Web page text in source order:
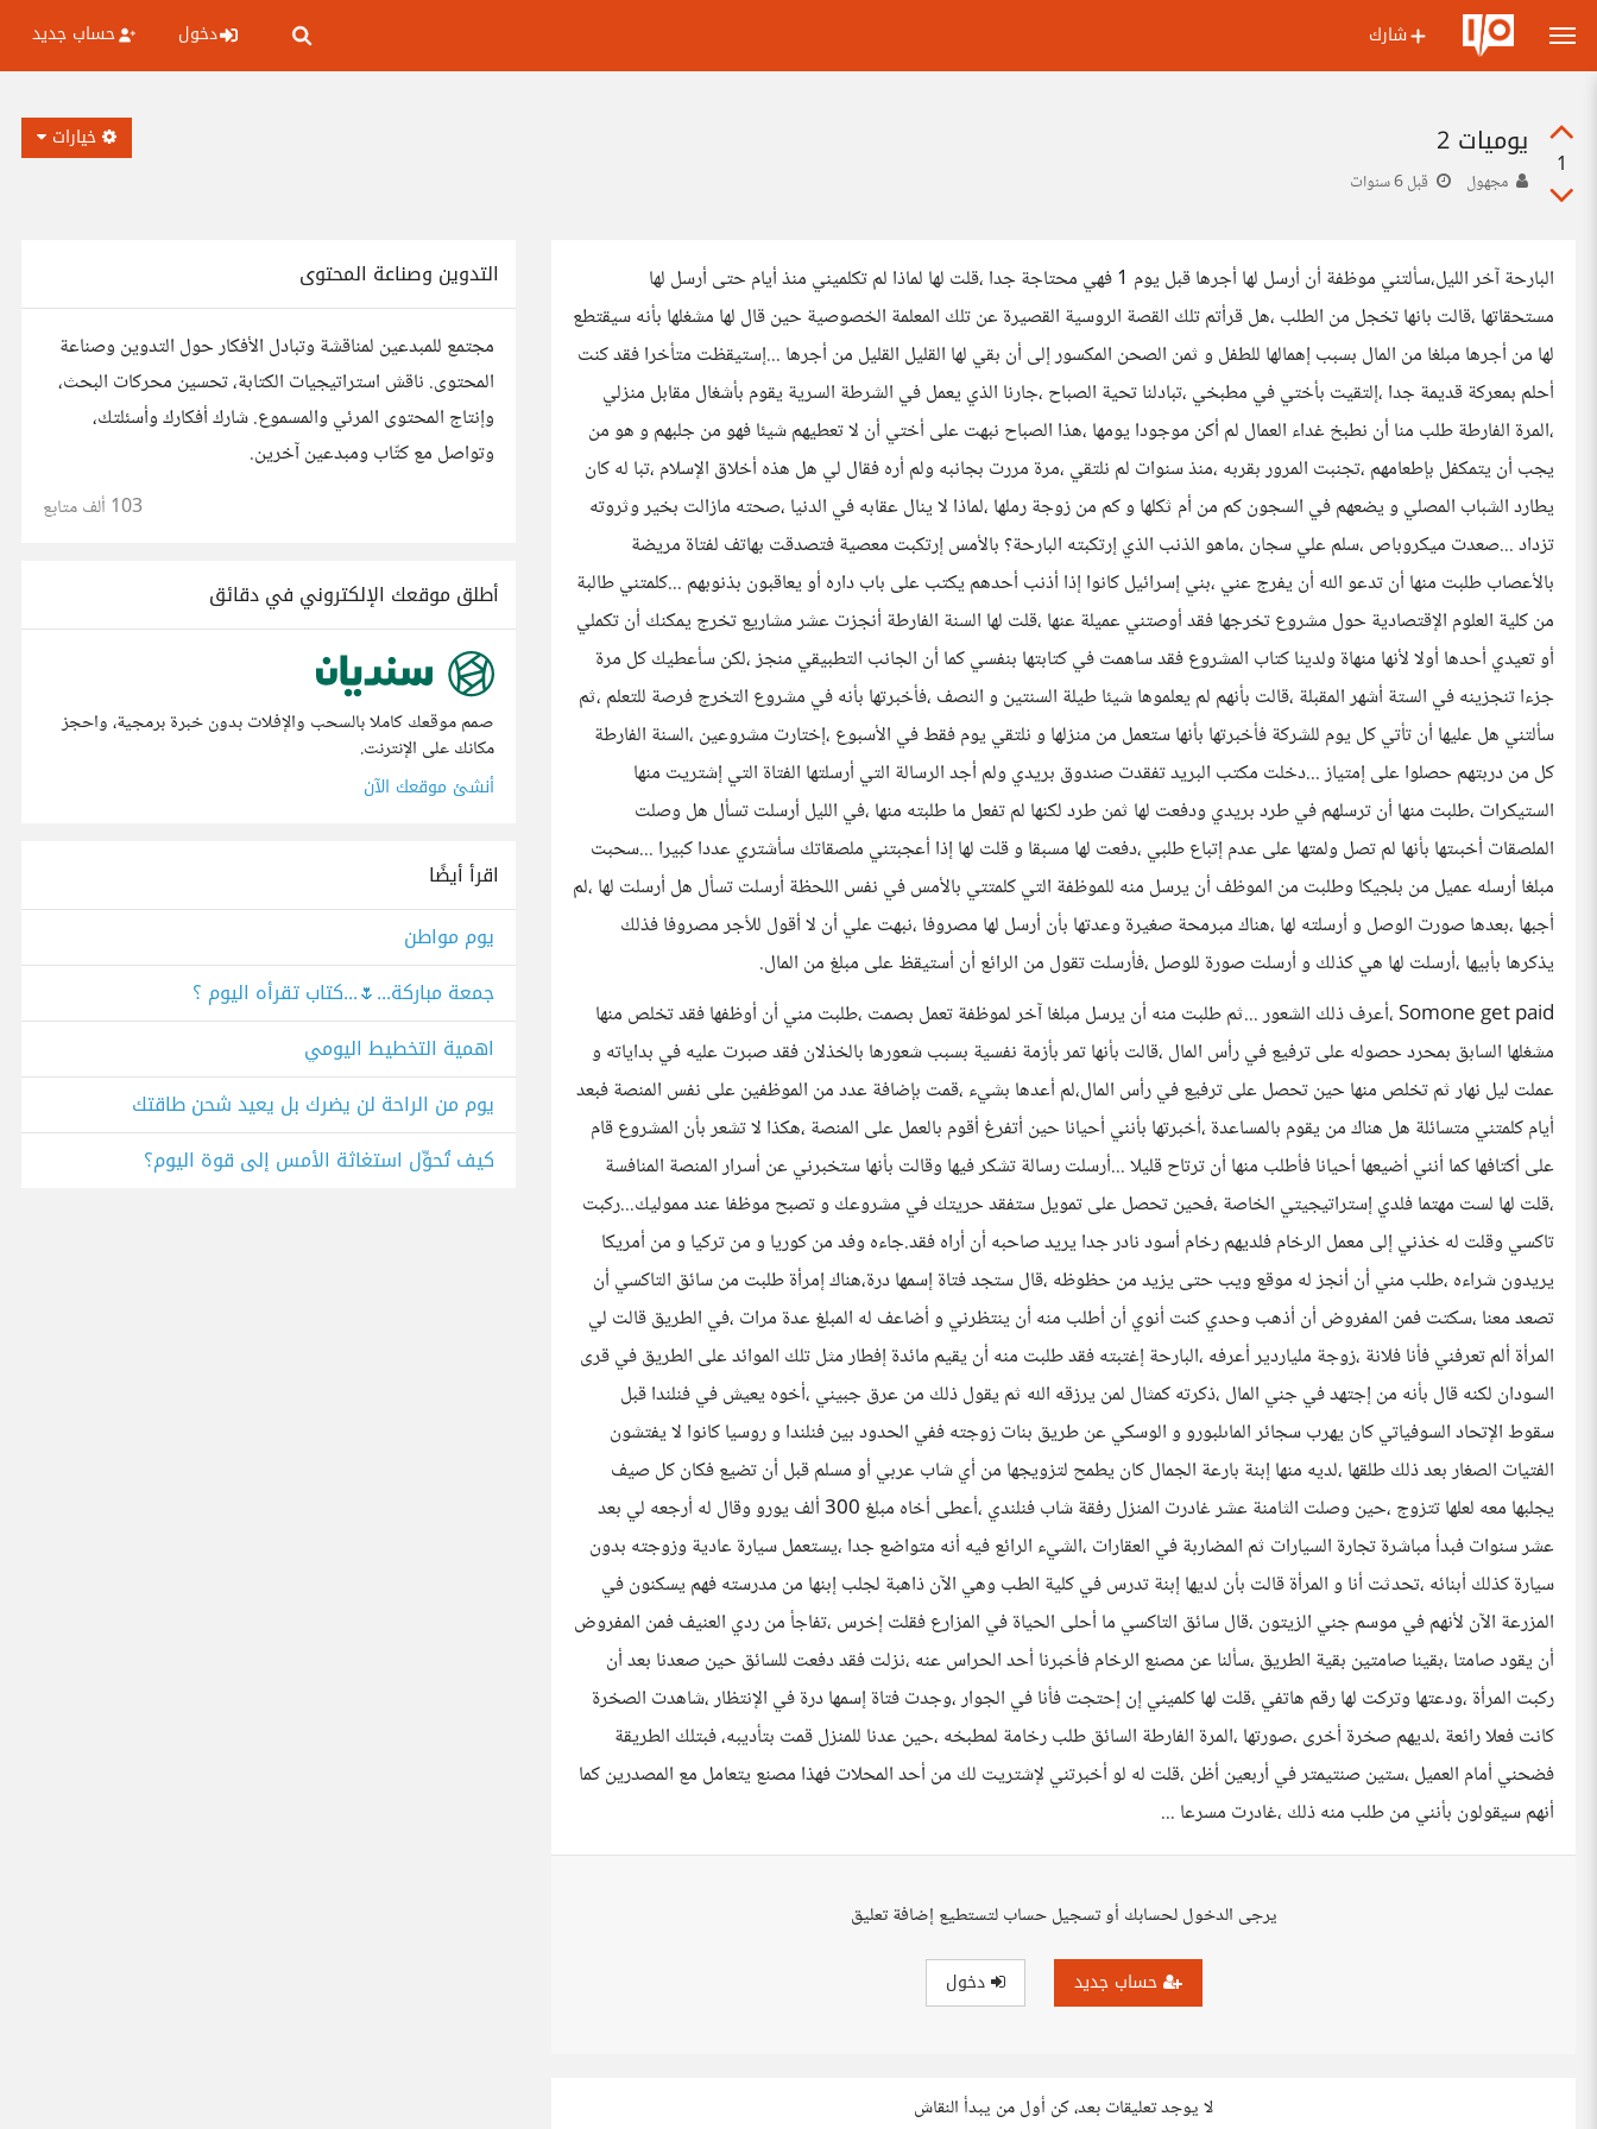
شارك دخول حساب جديد
1
يوميات 2
مجهول قبل 6 سنوات
خيارات
البارحة آخر الليل،سألتني موظفة أن أرسل لها أجرها قبل يوم 1 فهي محتاجة جدا ،قلت لها لماذا لم تكلميني منذ أيام حتى أرسل لها
مستحقاتها ،قالت بانها تخجل من الطلب ،هل قرأتم تلك القصة الروسية القصيرة عن تلك المعلمة الخصوصية حين قال لها مشغلها بأنه سيقتطع
لها من أجرها مبلغا من المال بسبب إهمالها للطفل و ثمن الصحن المكسور إلى أن بقي لها القليل القليل من أجرها ...إستيقظت متأخرا فقد كنت
أحلم بمعركة قديمة جدا ،إلتقيت بأختي في مطبخي ،تبادلنا تحية الصباح ،جارنا الذي يعمل في الشرطة السرية يقوم بأشغال مقابل منزلي
،المرة الفارطة طلب منا أن نطبخ غداء العمال لم أكن موجودا يومها ،هذا الصباح نبهت على أختي أن لا تعطيهم شيئا فهو من جلبهم و هو من
يجب أن يتمكفل بإطعامهم ،تجنبت المرور بقربه ،منذ سنوات لم نلتقي ،مرة مررت بجانبه ولم أره فقال لي هل هذه أخلاق الإسلام ،تبا له كان
يطارد الشباب المصلي و يضعهم في السجون كم من أم ثكلها و كم من زوجة رملها ،لماذا لا ينال عقابه في الدنيا ،صحته مازالت بخير وثروته
تزداد ...صعدت ميكروباص ،سلم علي سجان ،ماهو الذنب الذي إرتكبته البارحة؟ بالأمس إرتكبت معصية فتصدقت بهاتف لفتاة مريضة
بالأعصاب طلبت منها أن تدعو الله أن يفرج عني ،بني إسرائيل كانوا إذا أذنب أحدهم يكتب على باب داره أو يعاقبون بذنوبهم ...كلمتني طالبة
من كلية العلوم الإقتصادية حول مشروع تخرجها فقد أوصتني عميلة عنها ،قلت لها السنة الفارطة أنجزت عشر مشاريع تخرج يمكنك أن تكملي
أو تعيدي أحدها أولا لأنها منهاة ولدينا كتاب المشروع فقد ساهمت في كتابتها بنفسي كما أن الجانب التطبيقي منجز ،لكن سأعطيك كل مرة
جزءا تنجزينه في الستة أشهر المقبلة ،قالت بأنهم لم يعلموها شيئا طيلة السنتين و النصف ،فأخبرتها بأنه في مشروع التخرج فرصة للتعلم ،ثم
سألتني هل عليها أن تأتي كل يوم للشركة فأخبرتها بأنها ستعمل من منزلها و نلتقي يوم فقط في الأسبوع ،إختارت مشروعين ،السنة الفارطة
كل من دربتهم حصلوا على إمتياز ...دخلت مكتب البريد تفقدت صندوق بريدي ولم أجد الرسالة التي أرسلتها الفتاة التي إشتريت منها
الستيكرات ،طلبت منها أن ترسلهم في طرد بريدي ودفعت لها ثمن طرد لكنها لم تفعل ما طلبته منها ،في الليل أرسلت تسأل هل وصلت
الملصقات أخبىتها بأنها لم تصل ولمتها على عدم إتباع طلبي ،دفعت لها مسبقا و قلت لها إذا أعجبتني ملصقاتك سأشتري عددا كبيرا ...سحبت
مبلغا أرسله عميل من بلجيكا وطلبت من الموظف أن يرسل منه للموظفة التي كلمتتي بالأمس في نفس اللحظة أرسلت تسأل هل أرسلت لها ،لم
أجبها ،بعدها صورت الوصل و أرسلته لها ،هناك مبرمحة صغيرة وعدتها بأن أرسل لها مصروفا ،نبهت علي أن لا أقول للأجر مصروفا فذلك
يذكرها بأبيها ،أرسلت لها هي كذلك و أرسلت صورة للوصل ،فأرسلت تقول من الرائع أن أستيقظ على مبلغ من المال.
Somone get paid ،أعرف ذلك الشعور ...ثم طلبت منه أن يرسل مبلغا آخر لموظفة تعمل بصمت ،طلبت مني أن أوظفها فقد تخلص منها
مشغلها السابق بمحرد حصوله على ترفيع في رأس المال ،قالت بأنها تمر بأزمة نفسية بسبب شعورها بالخذلان فقد صبرت عليه في بداياته و
عملت ليل نهار ثم تخلص منها حين تحصل على ترفيع في رأس المال،لم أعدها بشيء ،قمت بإضافة عدد من الموظفين على نفس المنصة فبعد
أيام كلمتني متسائلة هل هناك من يقوم بالمساعدة ،أخبرتها بأنني أحيانا حين أتفرغ أقوم بالعمل على المنصة ،هكذا لا تشعر بأن المشروع قام
على أكتافها كما أنني أضيعها أحيانا فأطلب منها أن ترتاح قليلا ...أرسلت رسالة تشكر فيها وقالت بأنها ستخبرني عن أسرار المنصة المنافسة
،قلت لها لست مهتما فلدي إستراتيجيتي الخاصة ،فحين تحصل على تمويل ستفقد حريتك في مشروعك و تصبح موظفا عند مموليك...ركبت
تاكسي وقلت له خذني إلى معمل الرخام فلديهم رخام أسود نادر جدا يريد صاحبه أن أراه فقد.جاءه وفد من كوريا و من تركيا و من أمريكا
يريدون شراءه ،طلب مني أن أنجز له موقع ويب حتى يزيد من حظوظه ،قال ستجد فتاة إسمها درة،هناك إمرأة طلبت من سائق التاكسي أن
تصعد معنا ،سكتت فمن المفروض أن أذهب وحدي كنت أنوي أن أطلب منه أن ينتظرني و أضاعف له المبلغ عدة مرات ،في الطريق قالت لي
المرأة ألم تعرفني فأنا فلانة ،زوجة ملياردير أعرفه ،البارحة إغتبته فقد طلبت منه أن يقيم مائدة إفطار مثل تلك الموائد على الطريق في قرى
السودان لكنه قال بأنه من إجتهد في جني المال ،ذكرته كمثال لمن يرزقه الله ثم يقول ذلك من عرق جبيني ،أخوه يعيش في فنلندا قبل
سقوط الإتحاد السوفياتي كان يهرب سجائر الماىلبورو و الوسكي عن طريق بنات زوجته ففي الحدود بين فنلندا و روسيا كانوا لا يفتشون
الفتيات الصغار بعد ذلك طلقها ،لديه منها إبنة بارعة الجمال كان يطمح لتزويجها من أي شاب عربي أو مسلم قبل أن تضيع فكان كل صيف
يجلبها معه لعلها تتزوج ،حين وصلت الثامنة عشر غادرت المنزل رفقة شاب فنلندي ،أعطى أخاه مبلغ 300 ألف يورو وقال له أرجعه لي بعد
عشر سنوات فبدأ مباشرة تجارة السيارات ثم المضاربة في العقارات ،الشيء الرائع فيه أنه متواضع جدا ،يستعمل سيارة عادية وزوجته بدون
سيارة كذلك أبنائه ،تحدثت أنا و المرأة قالت بأن لديها إبنة تدرس في كلية الطب وهي الآن ذاهبة لجلب إبنها من مدرسته فهم يسكنون في
المزرعة الآن لأنهم في موسم جني الزيتون ،قال سائق التاكسي ما أحلى الحياة في المزارع فقلت إخرس ،تفاجأ من ردي العنيف فمن المفروض
أن يقود صامتا ،بقينا صامتين بقية الطريق ،سألنا عن مصنع الرخام فأخبرنا أحد الحراس عنه ،نزلت فقد دفعت للسائق حين صعدنا بعد أن
ركبت المرأة ،ودعتها وتركت لها رقم هاتفي ،قلت لها كلميني إن إحتجت فأنا في الجوار ،وجدت فتاة إسمها درة في الإنتظار ،شاهدت الصخرة
كانت فعلا رائعة ،لديهم صخرة أخرى ،صورتها ،المرة الفارطة السائق طلب رخامة لمطبخه ،حين عدنا للمنزل قمت بتأديبه، فبتلك الطريقة
فضحني أمام العميل ،ستين صنتيمتر في أربعين أظن ،قلت له لو أخبرتني لإشتريت لك من أحد المحلات فهذا مصنع يتعامل مع المصدرين كما
أنهم سيقولون بأنني من طلب منه ذلك ،غادرت مسرعا ...
يرجى الدخول لحسابك أو تسجيل حساب لتستطيع إضافة تعليق
حساب جديد دخول
لا يوجد تعليقات بعد، كن أول من يبدأ النقاش
التدوين وصناعة المحتوى
مجتمع للمبدعين لمناقشة وتبادل الأفكار حول التدوين وصناعة
المحتوى. ناقش استراتيجيات الكتابة، تحسين محركات البحث،
وإنتاج المحتوى المرئي والمسموع. شارك أفكارك وأسئلتك،
وتواصل مع كتّاب ومبدعين آخرين.
103 ألف متابع
أطلق موقعك الإلكتروني في دقائق
صمم موقعك كاملا بالسحب والإفلات بدون خبرة برمجية، واحجز
مكانك على الإنترنت.
أنشئ موقعك الآن
اقرأ أيضًا
يوم مواطن
جمعة مباركة...🌷...كتاب تقرأه اليوم ؟
اهمية التخطيط اليومي
يوم من الراحة لن يضرك بل يعيد شحن طاقتك
كيف تُحوِّل استغاثة الأمس إلى قوة اليوم؟